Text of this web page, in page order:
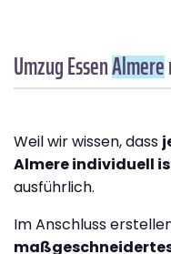
Umzug EssenAlmere
Weil wir wissen, dass
Almere individuell
ausführlich.
Im Anschluss